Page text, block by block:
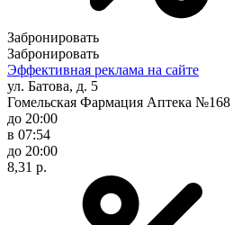
Забронировать
Забронировать
Эффективная реклама на сайте
ул. Батова, д. 5
Гомельская Фармация Аптека №168
до 20:00
в 07:54
до 20:00
8,31 р.